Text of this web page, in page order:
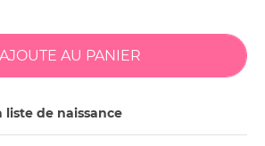
liste de naissance